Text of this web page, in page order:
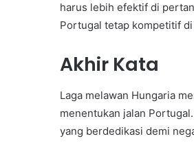
harus lebih efektif di
Portugal tetap kompetitif
Akhir Kata
Laga melawan Hungaria
menentukan jalan
yang berdedikasi demi